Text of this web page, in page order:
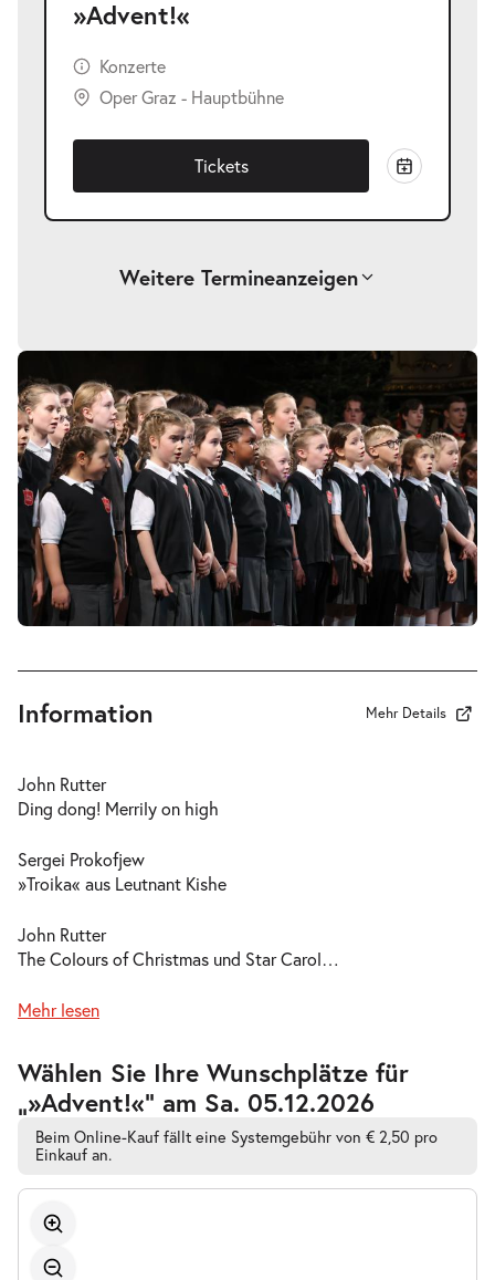
»Advent!«
Konzerte
Oper Graz - Hauptbühne
Tickets
Weitere Termineanzeigen
»Advent!«-
06.12.2026
So. 06.12.2026
11:00–12:15 Uhr
Tickets
Information Mehr Details
John Rutter
Ding dong! Merrily on high
Sergei Prokofjew
»Troika« aus Leutnant Kishe
John Rutter
The Colours of Christmas und Star Carol…
Mehr lesen
Wählen Sie Ihre Wunschplätze für
„»Advent!«” am Sa. 05.12.2026
Beim Online-Kauf fällt eine Systemgebühr von € 2,50 pro
Einkauf an.
Zur
barrierefreien
automatischen
Bestplatzwahl